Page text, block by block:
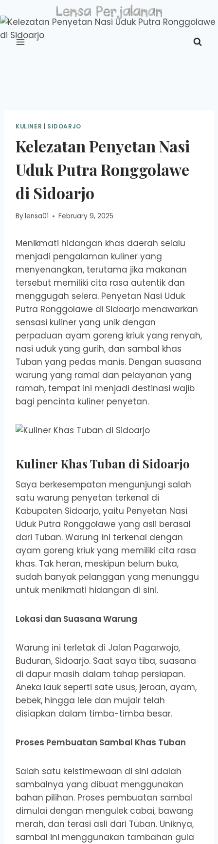
to
content
KULINER | SIDOARJO
Kelezatan Penyetan Nasi
Uduk Putra Ronggolawe
di Sidoarjo
Bylensa01 February 9, 2025
Menikmati hidangan khas daerah selalu
menjadi pengalaman kuliner yang
menyenangkan, terutama jika makanan
tersebut memiliki cita rasa autentik dan
menggugah selera. Penyetan Nasi Uduk
Putra Ronggolawe di Sidoarjo menawarkan
sensasi kuliner yang unik dengan
perpaduan ayam goreng kriuk yang renyah,
nasi uduk yang gurih, dan sambal khas
Tuban yang pedas manis. Dengan suasana
warung yang ramai dan pelayanan yang
ramah, tempat ini menjadi destinasi wajib
bagi pencinta kuliner penyetan.
Kuliner Khas Tuban di Sidoarjo
Saya berkesempatan mengunjungi salah
satu warung penyetan terkenal di
Kabupaten Sidoarjo, yaitu Penyetan Nasi
Uduk Putra Ronggolawe yang asli berasal
dari Tuban. Warung ini terkenal dengan
ayam goreng kriuk yang memiliki cita rasa
khas. Tak heran, meskipun belum buka,
sudah banyak pelanggan yang menunggu
untuk menikmati hidangan di sini.
Lokasi dan Suasana Warung
Warung ini terletak di Jalan Pagarwojo,
Buduran, Sidoarjo. Saat saya tiba, suasana
di dapur masih dalam tahap persiapan.
Aneka lauk seperti sate usus, jeroan, ayam,
bebek, hingga lele dan mujair telah
disiapkan dalam timba-timba besar.
Proses Pembuatan Sambal Khas Tuban
Salah satu keistimewaan di sini adalah
sambalnya yang dibuat menggunakan
bahan pilihan. Proses pembuatan sambal
dimulai dengan mengulek cabai, bawang
merah, dan terasi asli dari Tuban. Uniknya,
sambal ini menggunakan tambahan gula